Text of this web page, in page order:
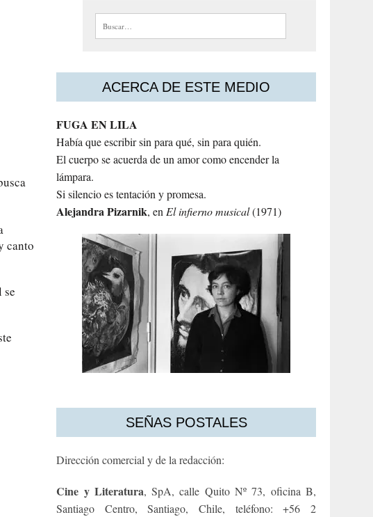
canto
se
Buscar:
ACERCA DE ESTE MEDIO
FUGA EN LILA
Había que escribir sin para qué, sin para quién.
El cuerpo se acuerda de un amor como encender la
lámpara.
Si silencio es tentación y promesa.
AlejandraPizarnik, enEl infierno musical(1971)
SEÑAS POSTALES
Dirección comercial y de la redacción:
Cine y Literatura, SpA, calle Quito Nº 73, oficina B,
Santiago Centro, Santiago, Chile, teléfono: +56 2